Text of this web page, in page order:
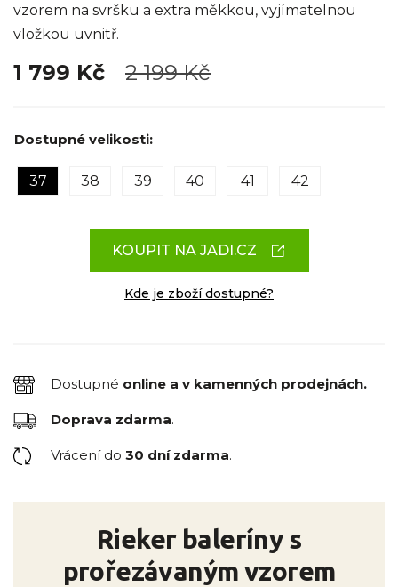
vzorem na svršku a extra měkkou, vyjímatelnou
vložkou uvnitř.
1 799 Kč 2 199 Kč
Dostupné velikosti:
37 38 39 40 41 42
KOUPIT NA JADI.CZ
Kde je zboží dostupné?
Dostupné online a v kamenných prodejnách.
Doprava zdarma.
Vrácení do 30 dní zdarma.
Rieker baleríny s
prořezávaným vzorem